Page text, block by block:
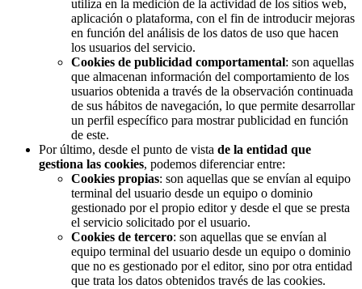
utiliza en la medición de la actividad de los sitios web,
aplicación o plataforma, con el fin de introducir mejoras
en función del análisis de los datos de uso que hacen
los usuarios del servicio.
Cookies de publicidad comportamental: son aquellas
que almacenan información del comportamiento de los
usuarios obtenida a través de la observación continuada
de sus hábitos de navegación, lo que permite desarrollar
un perfil específico para mostrar publicidad en función
de este.
Por último, desde el punto de vista de la entidad que
gestiona las cookies, podemos diferenciar entre:
Cookies propias: son aquellas que se envían al equipo
terminal del usuario desde un equipo o dominio
gestionado por el propio editor y desde el que se presta
el servicio solicitado por el usuario.
Cookies de tercero: son aquellas que se envían al
equipo terminal del usuario desde un equipo o dominio
que no es gestionado por el editor, sino por otra entidad
que trata los datos obtenidos través de las cookies.